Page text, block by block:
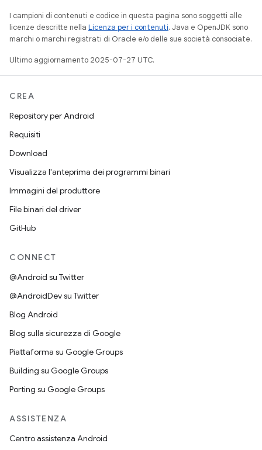
I campioni di contenuti e codice in questa pagina sono soggetti alle
licenze descritte nella Licenza per i contenuti. Java e OpenJDK sono
marchi o marchi registrati di Oracle e/o delle sue società consociate.
Ultimo aggiornamento 2025-07-27 UTC.
CREA
Repository per Android
Requisiti
Download
Visualizza l'anteprima dei programmi binari
Immagini del produttore
File binari del driver
GitHub
CONNECT
@Android su Twitter
@AndroidDev su Twitter
Blog Android
Blog sulla sicurezza di Google
Piattaforma su Google Groups
Building su Google Groups
Porting su Google Groups
ASSISTENZA
Centro assistenza Android